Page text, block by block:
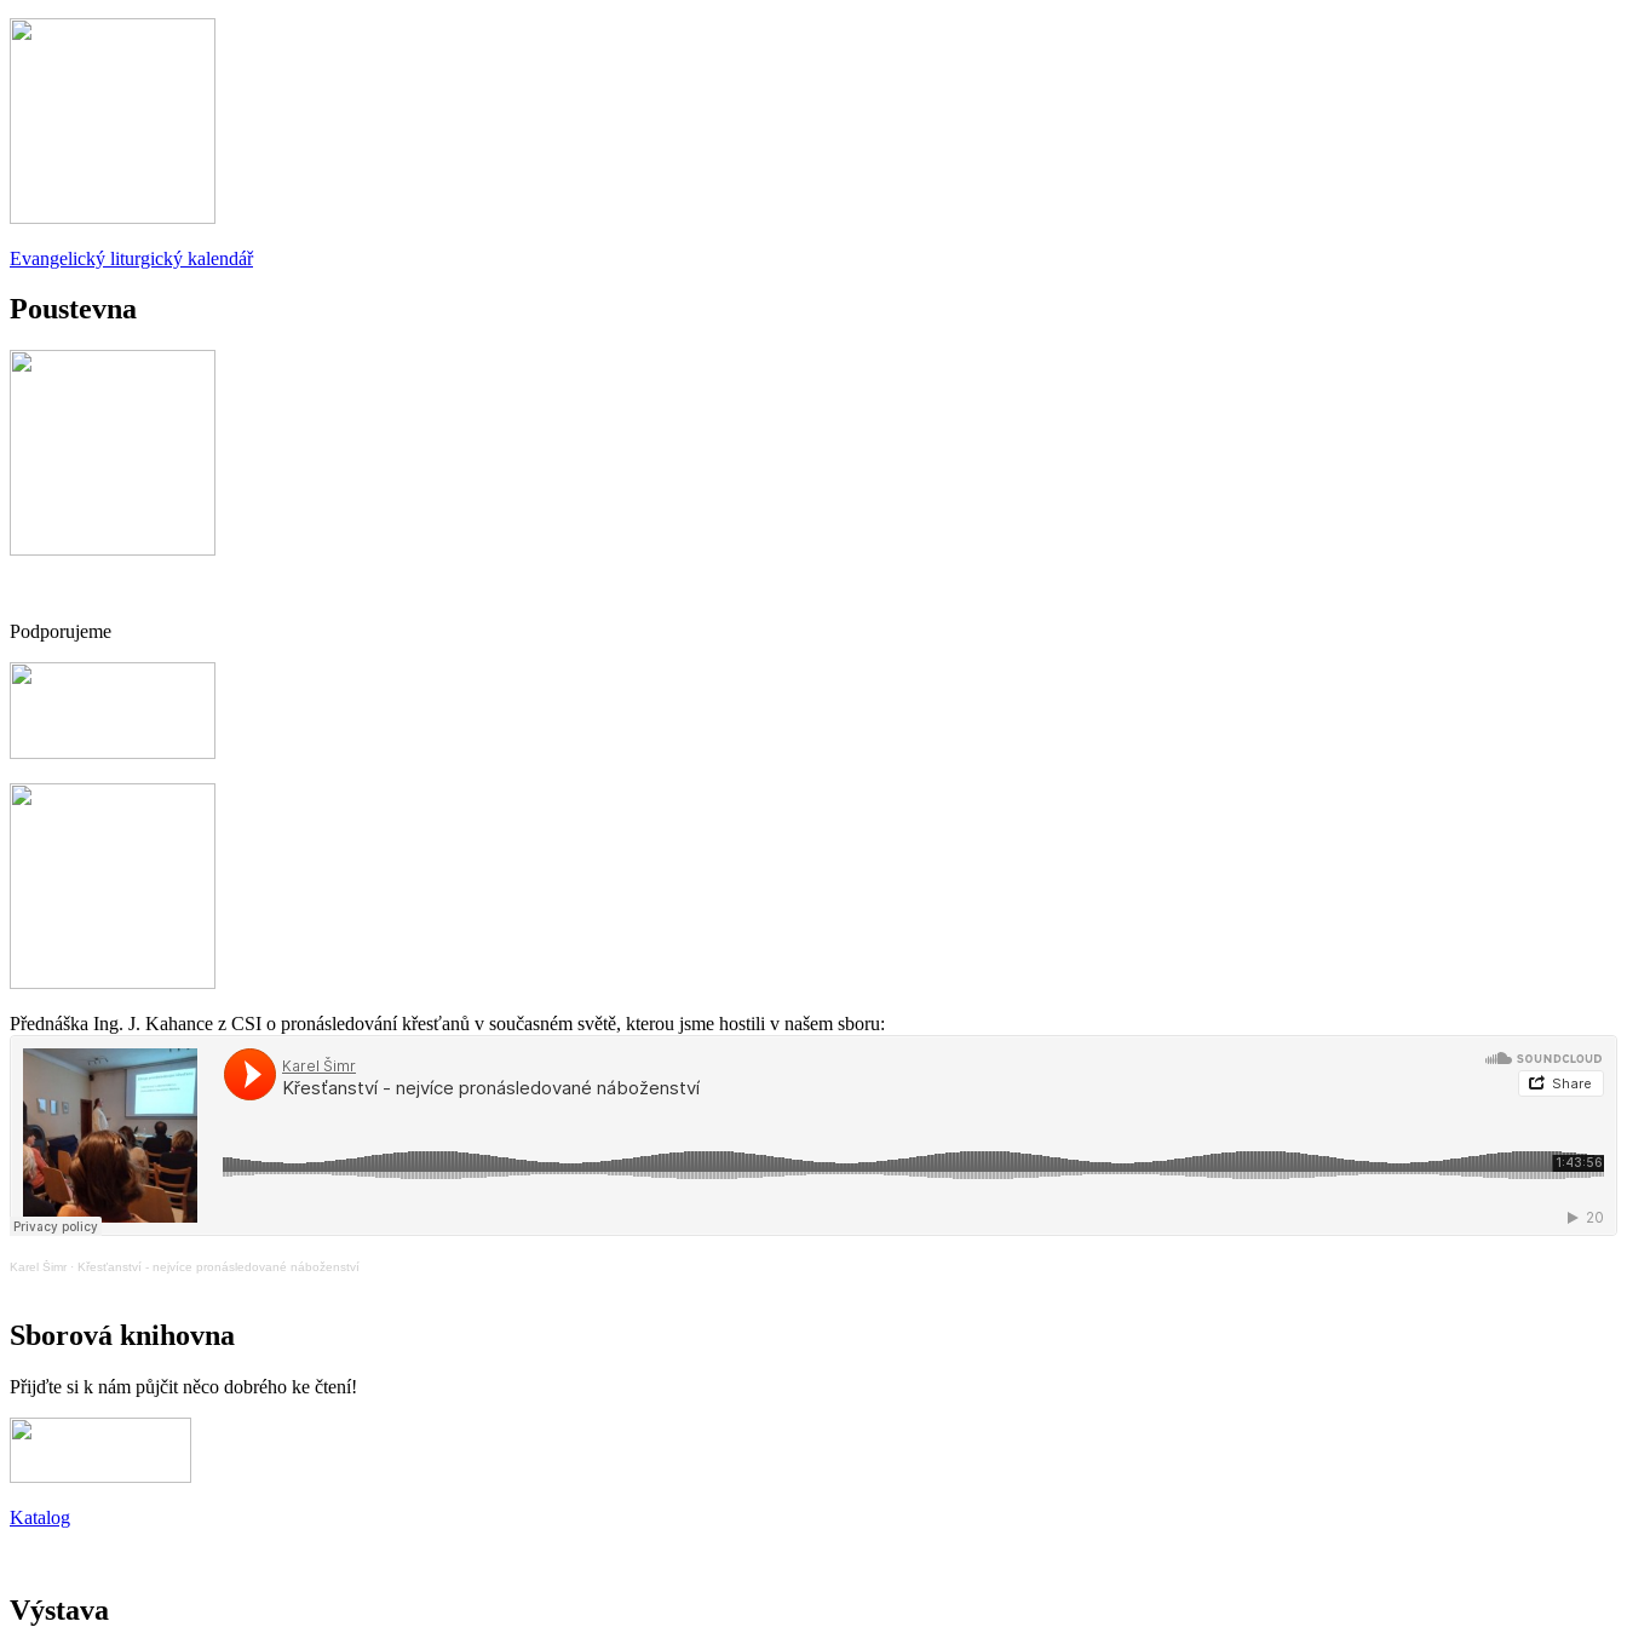
Evangelický liturgický kalendář
Poustevna
Podporujeme
Přednáška Ing. J. Kahance z CSI o pronásledování křesťanů v současném světě, kterou jsme hostili v našem sboru:
Karel Šimr · Křesťanství - nejvíce pronásledované náboženství
Sborová knihovna
Přijďte si k nám půjčit něco dobrého ke čtení!
Katalog
Výstava